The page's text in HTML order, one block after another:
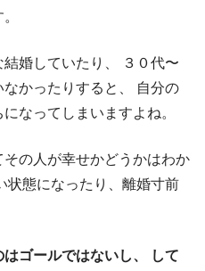
婚していたり、
３０代〜
かったりすると、
自分の
なってしまいますよね。
の人が幸せかどうかはわか
状態になったり、離婚寸前
ゴールではないし、
して